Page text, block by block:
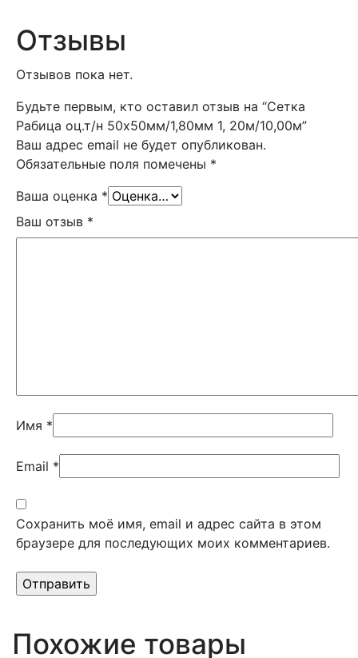
50х50мм/1,80мм
1,
Отзывы
Отзывов пока нет.
Будьте первым, кто оставил отзыв на “Сетка
Рабица оц.т/н 50х50мм/1,80мм 1, 20м/10,00м”
Ваш адрес email не будет опубликован.
Обязательные поля помечены *
Ваша оценка *
Ваш отзыв *
Имя *
Email *
Сохранить моё имя, email и адрес сайта в этом
браузере для последующих моих комментариев.
Похожие товары